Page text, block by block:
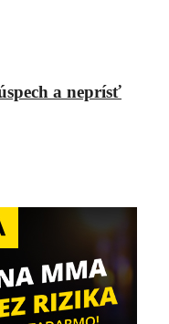
a neprísť